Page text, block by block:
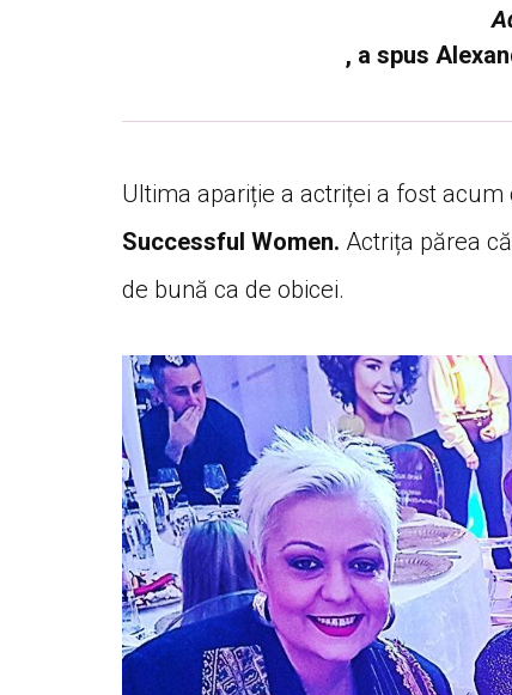
, a spus
Ultima apariție a actriței a fost
Successful Women. Actrița părea
de bună ca de obicei.